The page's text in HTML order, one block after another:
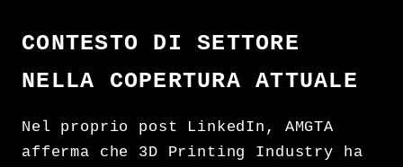
CONTESTO DI SETTORE
NELLA COPERTURA ATTUALE
Nel proprio post LinkedIn, AMGTA
afferma che 3D Printing Industry ha